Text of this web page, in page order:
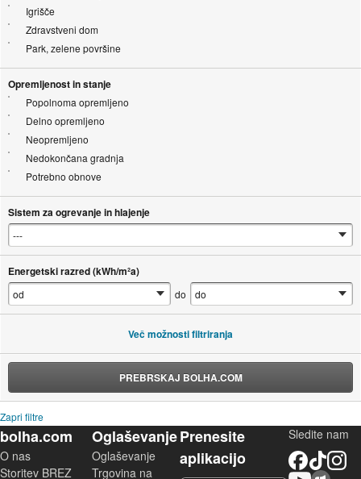
Igrišče
Zdravstveni dom
Park, zelene površine
Opremljenost in stanje
Popolnoma opremljeno
Delno opremljeno
Neopremljeno
Nedokončana gradnja
Potrebno obnove
Sistem za ogrevanje in hlajenje
Energetski razred (kWh/m²a)
do
Več možnosti filtriranja
PREBRSKAJ BOLHA.COM
Zapri filtre
bolha.com
O nas
Storitev BREZ
Oglaševanje
Oglaševanje
Trgovina na
Prenesite
aplikacijo
Sledite nam